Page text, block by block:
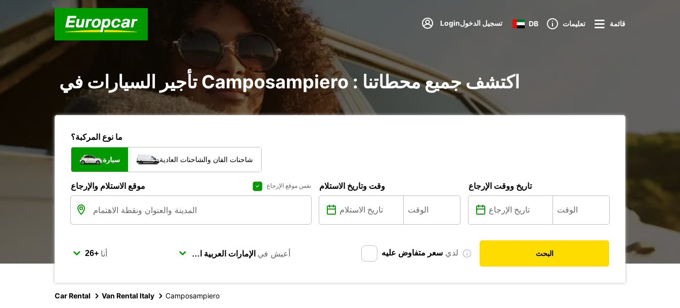
Loginتسجيل الدخول DB تعليمات قائمة
تأجير السيارات في Camposampiero : اكتشف جميع محطاتنا
ما نوع المركبة؟
سيارة شاحنات الفان والشاحنات العادية
موقع الاستلام والإرجاع نفس موقع الإرجاع وقت وتاريخ الاستلام تاريخ ووقت الإرجاع
أنا أعيش في لدي سعر متفاوض عليه البحث
Car Rental Van Rental Italy Camposampiero